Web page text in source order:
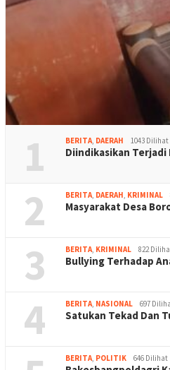
1 BERITA, DAERAH 1043 Dilihat
Diindikasikan
2 BERITA, DAERAH, KRIMINAL
Masyarakat Desa
3 BERITA, KRIMINAL 822
Bullying Terhadap
4 BERITA, NASIONAL 697
Satukan Tekad Dan
BERITA, POLITIK 646 Dilihat